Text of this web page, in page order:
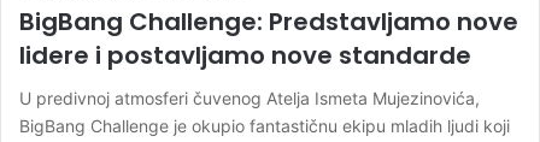
BigBang Challenge: Predstavljamo nove
lidere i postavljamo nove standarde
U predivnoj atmosferi čuvenog Atelja Ismeta Mujezinovića,
BigBang Challenge je okupio fantastičnu ekipu mladih ljudi koji